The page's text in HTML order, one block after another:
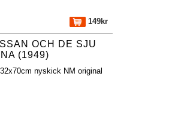
149kr
OCH DE SJU
(1949)
nyskick NM original